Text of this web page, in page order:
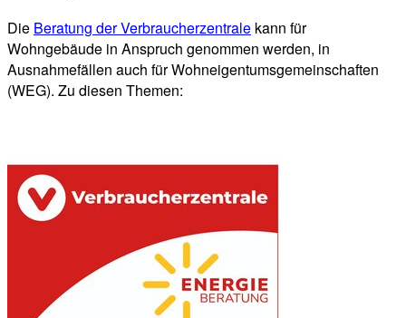
Die Beratung der Verbraucherzentrale kann für
Wohngebäude in Anspruch genommen werden, in
Ausnahmefällen auch für Wohneigentumsgemeinschaften
(WEG). Zu diesen Themen: